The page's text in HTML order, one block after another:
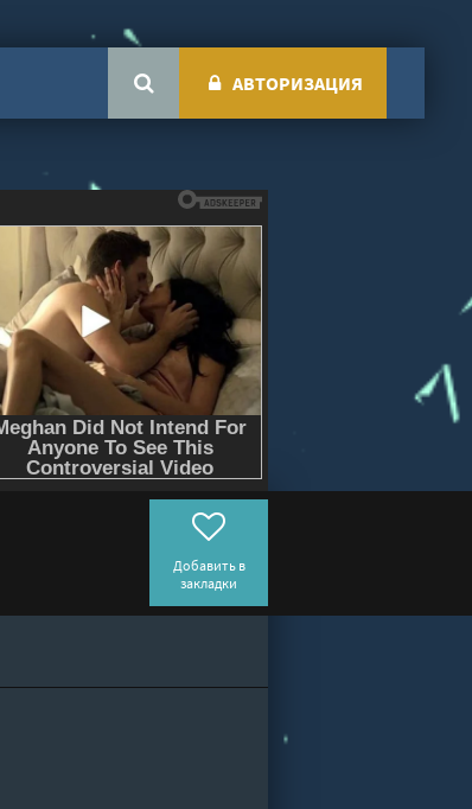
АВТОРИЗАЦИЯ
Добавить в
закладки